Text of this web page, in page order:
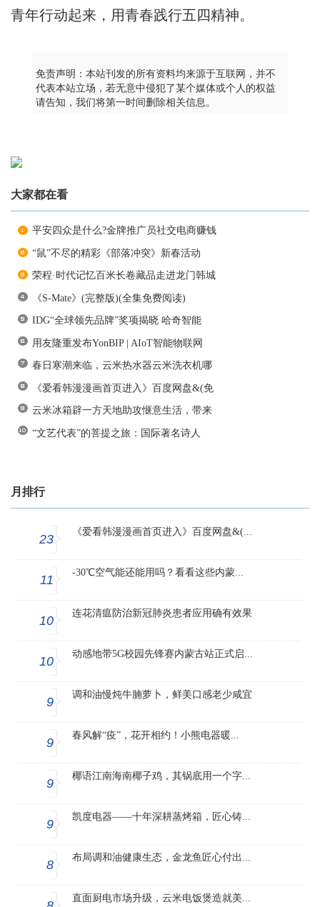
青年行动起来，用青春践行五四精神。
免责声明：本站刊发的所有资料均来源于互联网，并不
代表本站立场，若无意中侵犯了某个媒体或个人的权益
请告知，我们将第一时间删除相关信息。
大家都在看
平安四众是什么?金牌推广员社交电商赚钱
“鼠”不尽的精彩《部落冲突》新春活动
荣程·时代记忆百米长卷藏品走进龙门韩城
《S-Mate》(完整版)(全集免费阅读)
IDG“全球领先品牌”奖项揭晓 哈奇智能
用友隆重发布YonBIP | AIoT智能物联网
春日寒潮来临，云米热水器云米洗衣机哪
《爱看韩漫漫画首页进入》百度网盘&(免
云米冰箱辟一方天地助攻惬意生活，带来
“文艺代表”的菩提之旅：国际著名诗人
月排行
23
《爱看韩漫漫画首页进入》百度网盘&(...
11
-30℃空气能还能用吗？看看这些内蒙...
10
连花清瘟防治新冠肺炎患者应用确有效果
10
动感地带5G校园先锋赛内蒙古站正式启...
9
调和油慢炖牛腩萝卜，鲜美口感老少咸宜
9
春风解“疫”，花开相约！小熊电器暖...
9
椰语江南海南椰子鸡，其锅底用一个字...
9
凯度电器——十年深耕蒸烤箱，匠心铸...
8
布局调和油健康生态，金龙鱼匠心付出...
直面厨电市场升级，云米电饭煲造就美...